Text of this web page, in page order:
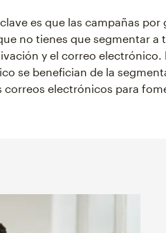
es que las campañas
no tienes que segmentar a
y el correo
se benefician de la
correos electrónicos para